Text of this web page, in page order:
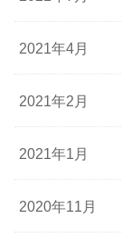
2021年4月
2021年2月
2021年1月
2020年11月